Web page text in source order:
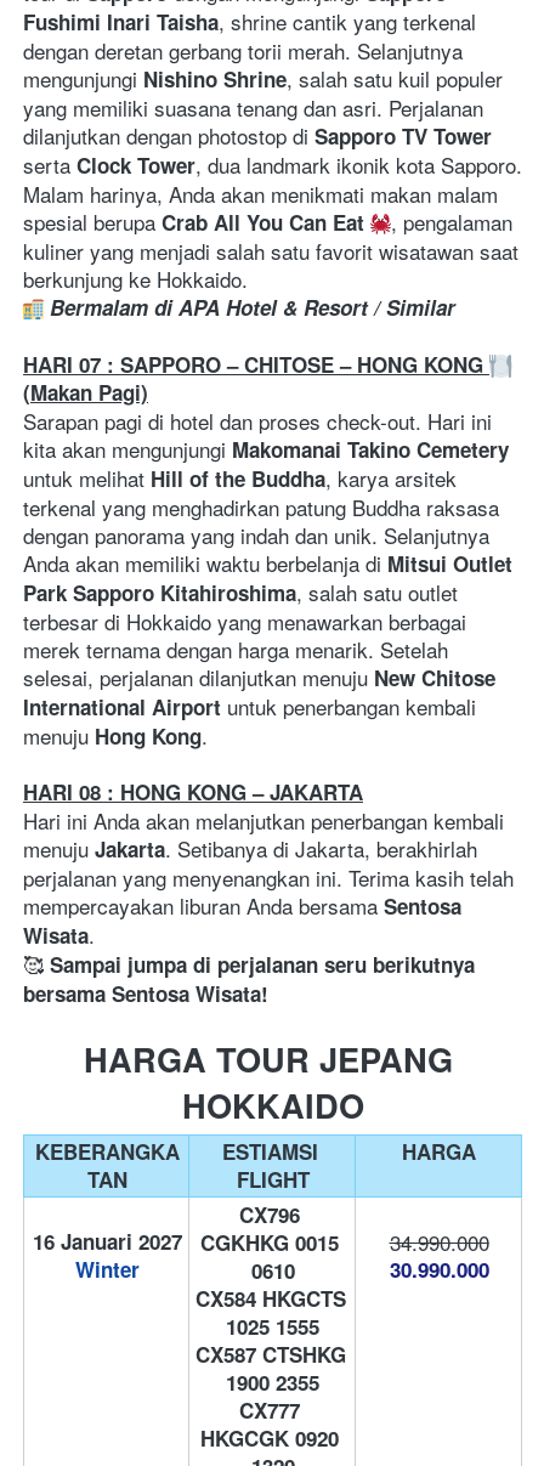
Fushimi Inari Taisha, shrine cantik yang terkenal
dengan deretan gerbang torii merah. Selanjutnya
mengunjungi Nishino Shrine, salah satu kuil populer
yang memiliki suasana tenang dan asri. Perjalanan
dilanjutkan dengan photostop di Sapporo TV Tower
serta Clock Tower, dua landmark ikonik kota Sapporo.
Malam harinya, Anda akan menikmati makan malam
spesial berupa Crab All You Can Eat
, pengalaman
kuliner yang menjadi salah satu favorit wisatawan saat
berkunjung ke Hokkaido.
Bermalam di APA Hotel & Resort / Similar
HARI 07 : SAPPORO – CHITOSE – HONG KONG
(Makan Pagi)
Sarapan pagi di hotel dan proses check-out. Hari ini
kita akan mengunjungi Makomanai Takino Cemetery
untuk melihat Hill of the Buddha, karya arsitek
terkenal yang menghadirkan patung Buddha raksasa
dengan panorama yang indah dan unik. Selanjutnya
Anda akan memiliki waktu berbelanja di Mitsui Outlet
Park Sapporo Kitahiroshima, salah satu outlet
terbesar di Hokkaido yang menawarkan berbagai
merek ternama dengan harga menarik. Setelah
selesai, perjalanan dilanjutkan menuju New Chitose
International Airport untuk penerbangan kembali
menuju Hong Kong.
HARI 08 : HONG KONG – JAKARTA
Hari ini Anda akan melanjutkan penerbangan kembali
menuju Jakarta. Setibanya di Jakarta, berakhirlah
perjalanan yang menyenangkan ini. Terima kasih telah
mempercayakan liburan Anda bersama Sentosa
Wisata.
🥰 Sampai jumpa di perjalanan seru berikutnya
bersama Sentosa Wisata!
HARGA TOUR JEPANG
HOKKAIDO
KEBERANGKA
TAN
ESTIAMSI
FLIGHT
HARGA
16 Januari 2027
Winter
CX796
CGKHKG 0015
0610
CX584 HKGCTS
1025 1555
CX587 CTSHKG
1900 2355
CX777
HKGCGK 0920
34.990.000
30.990.000